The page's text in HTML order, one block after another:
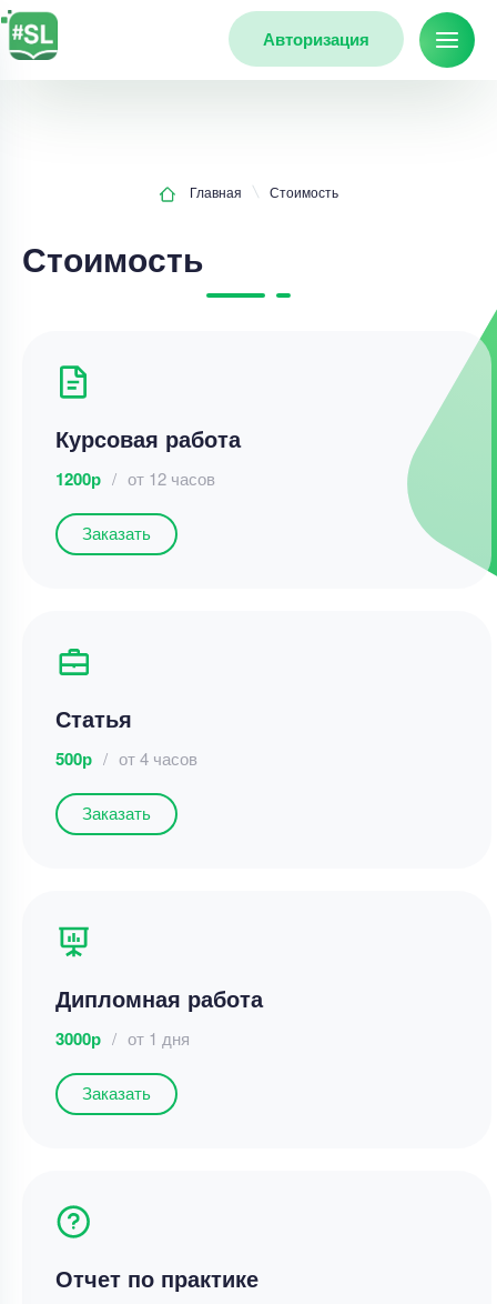
Авторизация
Главная Стоимость
Стоимость
Курсовая работа
1200р / от 12 часов
Заказать
Статья
500р / от 4 часов
Заказать
Дипломная работа
3000р / от 1 дня
Заказать
Отчет по практике